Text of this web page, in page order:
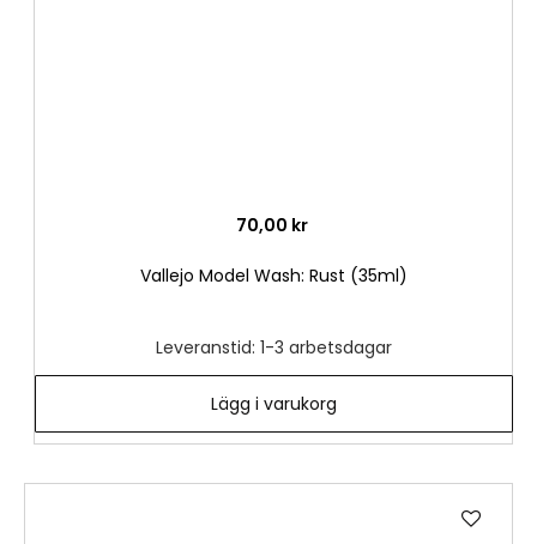
70,00 kr
Vallejo Model Wash: Rust (35ml)
Leveranstid: 1-3 arbetsdagar
Lägg i varukorg